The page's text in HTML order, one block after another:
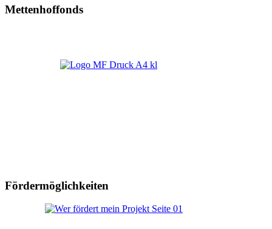
Mettenhoffonds
Fördermöglichkeiten